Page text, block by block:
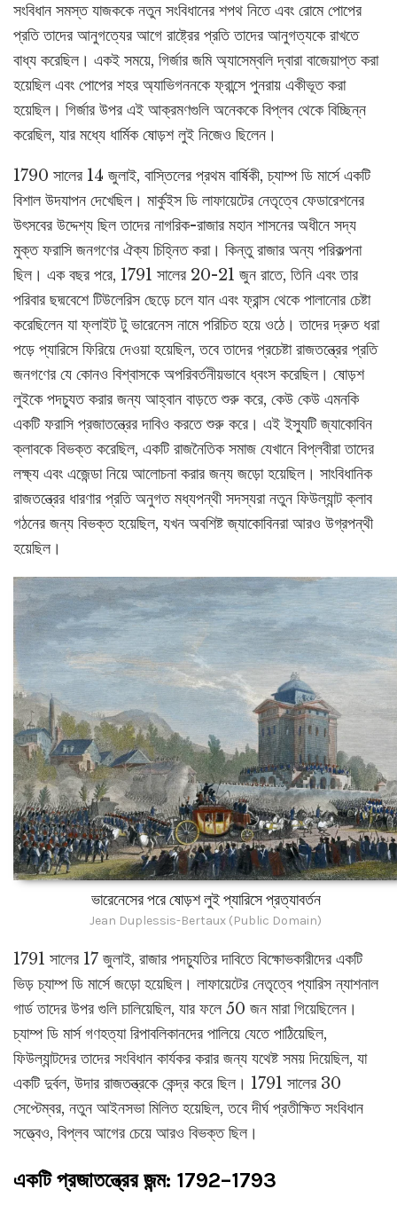
সংবিধান সমস্ত যাজককে নতুন সংবিধানের শপথ নিতে এবং রোমে পোপের
প্রতি তাদের আনুগত্যের আগে রাষ্ট্রের প্রতি তাদের আনুগত্যকে রাখতে
বাধ্য করেছিল। একই সময়ে, গির্জার জমি অ্যাসেম্বলি দ্বারা বাজেয়াপ্ত করা
হয়েছিল এবং পোপের শহর অ্যাভিগননকে ফ্রান্সে পুনরায় একীভূত করা
হয়েছিল। গির্জার উপর এই আক্রমণগুলি অনেককে বিপ্লব থেকে বিচ্ছিন্ন
করেছিল, যার মধ্যে ধার্মিক ষোড়শ লুই নিজেও ছিলেন।
1790 সালের 14 জুলাই, বাস্তিলের প্রথম বার্ষিকী, চ্যাম্প ডি মার্সে একটি
বিশাল উদযাপন দেখেছিল। মার্কুইস ডি লাফায়েটের নেতৃত্বে ফেডারেশনের
উৎসবের উদ্দেশ্য ছিল তাদের নাগরিক-রাজার মহান শাসনের অধীনে সদ্য
মুক্ত ফরাসি জনগণের ঐক্য চিহ্নিত করা। কিন্তু রাজার অন্য পরিকল্পনা
ছিল। এক বছর পরে, 1791 সালের 20-21 জুন রাতে, তিনি এবং তার
পরিবার ছদ্মবেশে টিউলেরিস ছেড়ে চলে যান এবং ফ্রান্স থেকে পালানোর চেষ্টা
করেছিলেন যা ফ্লাইট টু ভারেনেস নামে পরিচিত হয়ে ওঠে। তাদের দ্রুত ধরা
পড়ে প্যারিসে ফিরিয়ে দেওয়া হয়েছিল, তবে তাদের প্রচেষ্টা রাজতন্ত্রের প্রতি
জনগণের যে কোনও বিশ্বাসকে অপরিবর্তনীয়ভাবে ধ্বংস করেছিল। ষোড়শ
লুইকে পদচ্যুত করার জন্য আহ্বান বাড়তে শুরু করে, কেউ কেউ এমনকি
একটি ফরাসি প্রজাতন্ত্রের দাবিও করতে শুরু করে। এই ইস্যুটি জ্যাকোবিন
ক্লাবকে বিভক্ত করেছিল, একটি রাজনৈতিক সমাজ যেখানে বিপ্লবীরা তাদের
লক্ষ্য এবং এজেন্ডা নিয়ে আলোচনা করার জন্য জড়ো হয়েছিল। সাংবিধানিক
রাজতন্ত্রের ধারণার প্রতি অনুগত মধ্যপন্থী সদস্যরা নতুন ফিউল্যান্ট ক্লাব
গঠনের জন্য বিভক্ত হয়েছিল, যখন অবশিষ্ট জ্যাকোবিনরা আরও উগ্রপন্থী
হয়েছিল।
ভারেনেসের পরে ষোড়শ লুই প্যারিসে প্রত্যাবর্তন
Jean Duplessis-Bertaux (Public Domain)
1791 সালের 17 জুলাই, রাজার পদচ্যুতির দাবিতে বিক্ষোভকারীদের একটি
ভিড় চ্যাম্প ডি মার্সে জড়ো হয়েছিল। লাফায়েটের নেতৃত্বে প্যারিস ন্যাশনাল
গার্ড তাদের উপর গুলি চালিয়েছিল, যার ফলে 50 জন মারা গিয়েছিলেন।
চ্যাম্প ডি মার্স গণহত্যা রিপাবলিকানদের পালিয়ে যেতে পাঠিয়েছিল,
ফিউল্যান্টদের তাদের সংবিধান কার্যকর করার জন্য যথেষ্ট সময় দিয়েছিল, যা
একটি দুর্বল, উদার রাজতন্ত্রকে কেন্দ্র করে ছিল। 1791 সালের 30
সেপ্টেম্বর, নতুন আইনসভা মিলিত হয়েছিল, তবে দীর্ঘ প্রতীক্ষিত সংবিধান
সত্ত্বেও, বিপ্লব আগের চেয়ে আরও বিভক্ত ছিল।
একটি প্রজাতন্ত্রের জন্ম: 1792–1793